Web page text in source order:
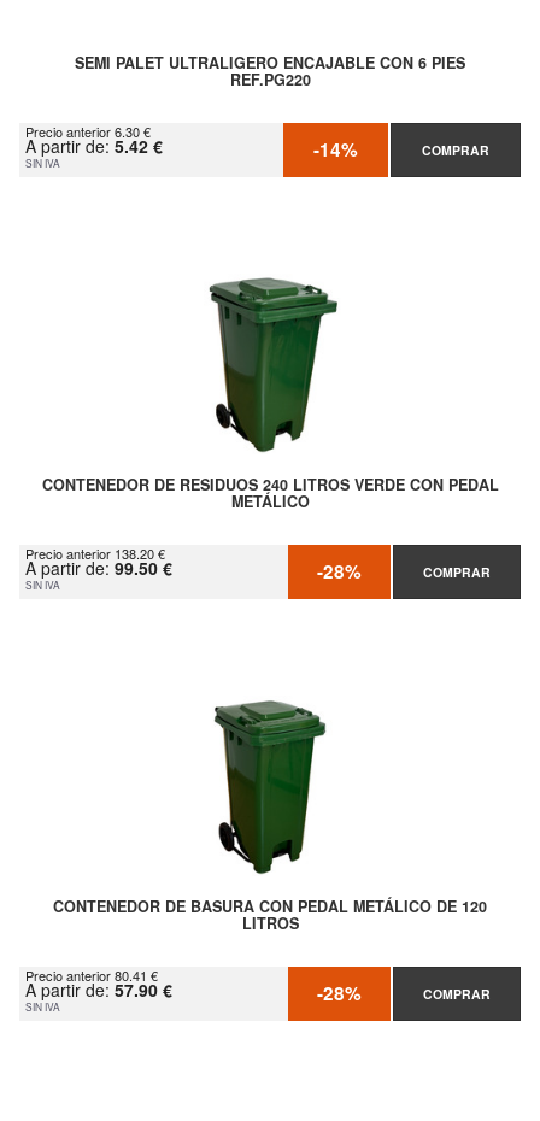
SEMI PALET ULTRALIGERO ENCAJABLE CON 6 PIES
REF.PG220
Precio anterior 6.30 €
A partir de: 5.42 €
SIN IVA -14% COMPRAR
CONTENEDOR DE RESIDUOS 240 LITROS VERDE CON PEDAL
METÁLICO
Precio anterior 138.20 €
A partir de: 99.50 €
SIN IVA -28% COMPRAR
CONTENEDOR DE BASURA CON PEDAL METÁLICO DE 120
LITROS
Precio anterior 80.41 €
A partir de: 57.90 €
SIN IVA -28% COMPRAR